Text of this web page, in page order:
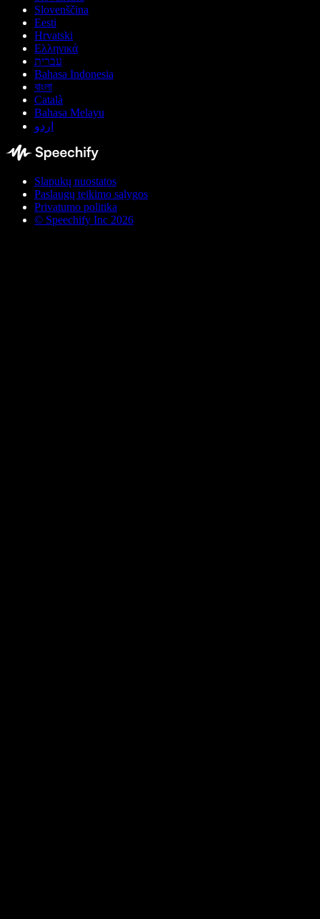
Slovenščina
Eesti
Hrvatski
Ελληνικά
עברית
Bahasa Indonesia
বাংলা
Català
Bahasa Melayu
اردو
Slapukų nuostatos
Paslaugų teikimo sąlygos
Privatumo politika
© Speechify Inc 2026